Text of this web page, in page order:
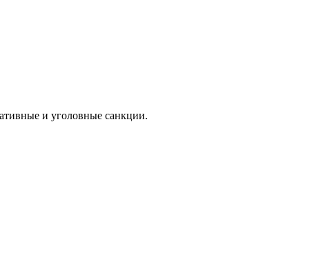
и уголовные санкции.